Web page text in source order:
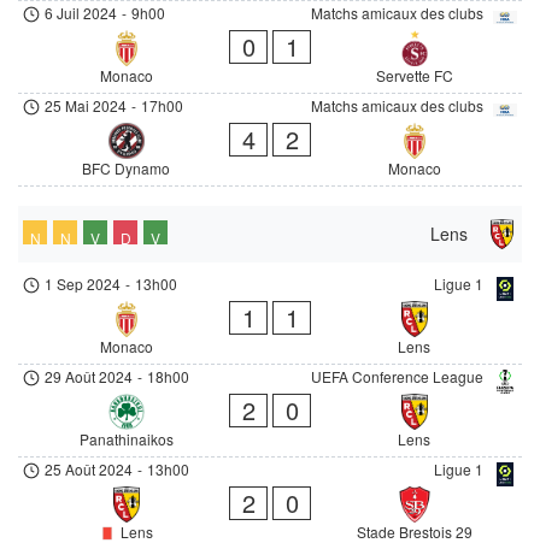
Matchs amicaux des clubs
6 Juil 2024 - 9h00
Monaco
0 1
Servette FC
Matchs amicaux des clubs
25 Mai 2024 - 17h00
BFC Dynamo
4 2
Monaco
Lens
N N V D V
Ligue 1
1 Sep 2024 - 13h00
Monaco
1 1
Lens
UEFA Conference League
29 Août 2024 - 18h00
Panathinaikos
2 0
Lens
Ligue 1
25 Août 2024 - 13h00
Lens
2 0
Stade Brestois 29